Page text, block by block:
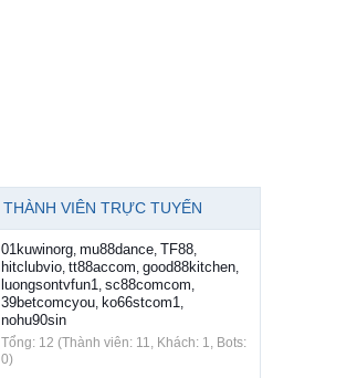
THÀNH VIÊN TRỰC TUYẾN
01kuwinorg, mu88dance, TF88,
hitclubvio, tt88accom, good88kitchen,
luongsontvfun1, sc88comcom,
39betcomcyou, ko66stcom1,
nohu90sin
Tổng: 12 (Thành viên: 11, Khách: 1, Bots:
0)